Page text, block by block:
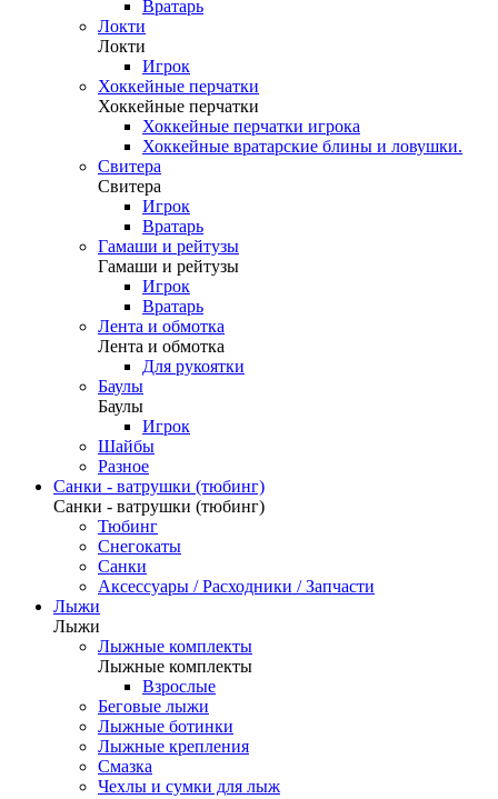
Вратарь
Локти
Локти
Игрок
Хоккейные перчатки
Хоккейные перчатки
Хоккейные перчатки игрока
Хоккейные вратарские блины и ловушки.
Свитера
Свитера
Игрок
Вратарь
Гамаши и рейтузы
Гамаши и рейтузы
Игрок
Вратарь
Лента и обмотка
Лента и обмотка
Для рукоятки
Баулы
Баулы
Игрок
Шайбы
Разное
Санки - ватрушки (тюбинг)
Санки - ватрушки (тюбинг)
Тюбинг
Снегокаты
Санки
Аксессуары / Расходники / Запчасти
Лыжи
Лыжи
Лыжные комплекты
Лыжные комплекты
Взрослые
Беговые лыжи
Лыжные ботинки
Лыжные крепления
Смазка
Чехлы и сумки для лыж